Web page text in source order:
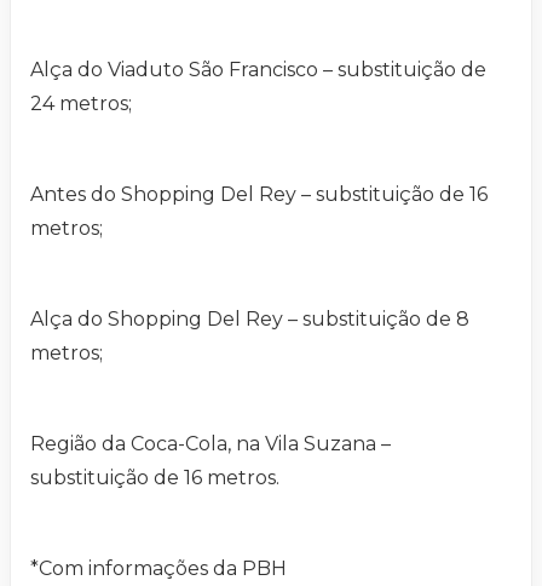
Alça do Viaduto São Francisco – substituição de
24 metros;
Antes do Shopping Del Rey – substituição de 16
metros;
Alça do Shopping Del Rey – substituição de 8
metros;
Região da Coca-Cola, na Vila Suzana –
substituição de 16 metros.
*Com informações da PBH